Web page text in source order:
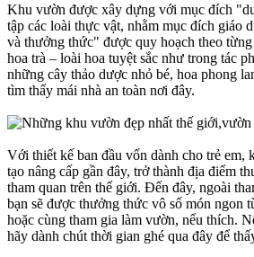
Khu vườn được xây dựng với mục đích
tập các loài thực vật, nhằm mục đích giáo
và thưởng thức" được quy hoạch theo
hoa trà – loài hoa tuyệt sắc như trong tác
những cây thảo dược nhỏ bé, hoa phong
tìm thấy mái nhà an toàn nơi đây.
Với thiết kế ban đầu vốn dành cho trẻ em,
tạo nâng cấp gần đây, trở thành địa điểm
tham quan trên thế giới. Đến đây, ngoài
bạn sẽ được thưởng thức vô số món ngon
hoặc cùng tham gia làm vườn, nếu thích.
hãy dành chút thời gian ghé qua đây để